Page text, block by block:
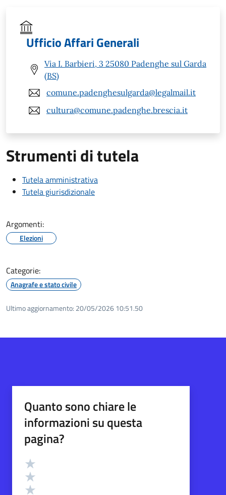
Ufficio Affari Generali
Via I. Barbieri, 3 25080 Padenghe sul Garda
(BS)
comune.padenghesulgarda@legalmail.it
cultura@comune.padenghe.brescia.it
Strumenti di tutela
Tutela amministrativa
Tutela giurisdizionale
Argomenti:
Elezioni
Categorie:
Anagrafe e stato civile
Ultimo aggiornamento: 20/05/2026 10:51.50
Quanto sono chiare le
informazioni su questa
pagina?
Valutazione